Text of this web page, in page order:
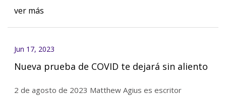
ver más
Jun 17, 2023
Nueva prueba de COVID te dejará sin aliento
2 de agosto de 2023 Matthew Agius es escritor